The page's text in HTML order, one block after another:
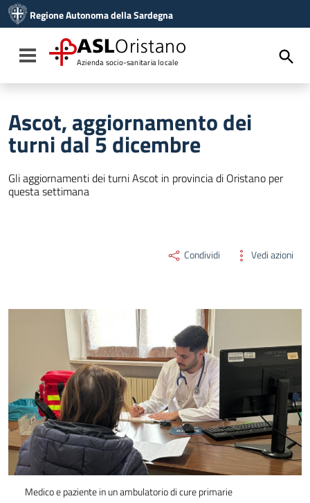
Vai al menu di navigazione
Vai al footer
Regione Autonoma della Sardegna
Toggle navigation
ASLOristano
Azienda socio-sanitaria locale
Ascot, aggiornamento dei
turni dal 5 dicembre
Gli aggiornamenti dei turni Ascot in provincia di Oristano per
questa settimana
Condividi Vedi azioni
Medico e paziente in un ambulatorio di cure primarie